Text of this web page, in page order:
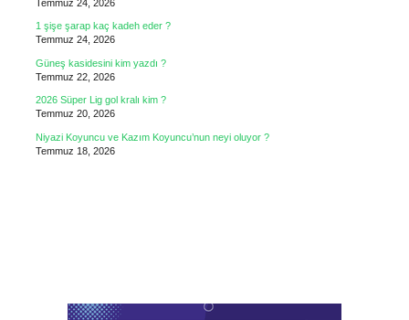
Temmuz 24, 2026
1 şişe şarap kaç kadeh eder ?
Temmuz 24, 2026
Güneş kasidesini kim yazdı ?
Temmuz 22, 2026
2026 Süper Lig gol kralı kim ?
Temmuz 20, 2026
Niyazi Koyuncu ve Kazım Koyuncu’nun neyi oluyor ?
Temmuz 18, 2026